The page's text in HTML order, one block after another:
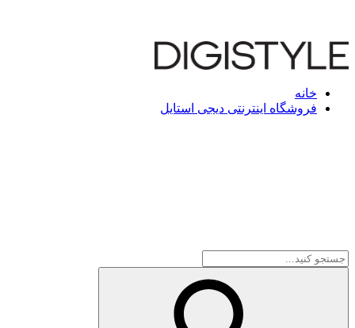
خانه
فروشگاه اینترنتی دیجی استایل